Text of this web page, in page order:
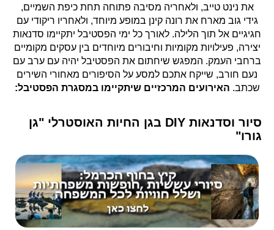
את נינט טייב, ולאחריה מסיבה פתוחה תחת כיפת השמיים,
גידי גוב מארח את רונה קינן במופע מיוחד, ולאחריו ריקודי עם
חגיגיים אל תוך הלילה. לאורך כל ימי הפסטיבל יתקיימו סדנאות
יצירה, פעילויות מקומיות וחיבורים מיוחדים בין עסקים מקומיים
ברחבי העמק. המפגש שיחתום את הפסטיבל יהיה עם ערב עם
נעם חורב, שייקח אתכם למסע על הסיפורים מאחורי השירים
שכתב. האירועים המרכזיים שיתקיימו במסגרת הפסטיבל:
סיור וסדנאות DIY בגן החיות האוסטרלי "גן
גורו"